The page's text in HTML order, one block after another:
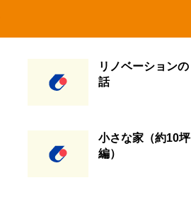
リノベーションの
話
小さな家（約10坪
編）